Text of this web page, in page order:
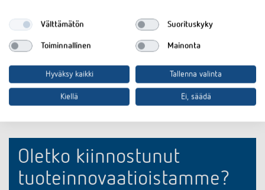
tietolehti
Asiakirjakoriin
Oletko kiinnostunut
tuoteinnovaatioistamme?
Välttämätön Suorituskyky
Toiminnallinen Mainonta
Hyväksy kaikki Tallenna valinta
Kiellä Ei, säädä